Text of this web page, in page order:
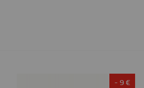
- 9 €